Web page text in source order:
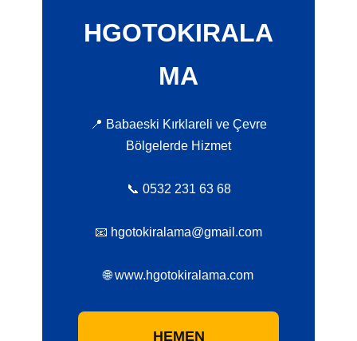
HGOTOKIRALA
MA
📍 Babaeski Kırklareli ve Çevre
Bölgelerde Hizmet
📞 0532 231 63 68
📧 hgotokiralama@gmail.com
🌐 www.hgotokiralama.com
HEMEN